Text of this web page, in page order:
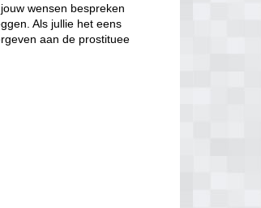
wensen bespreken
Als jullie het eens
aan de prostituee